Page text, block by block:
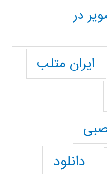
در
ایران متلب
دانلود